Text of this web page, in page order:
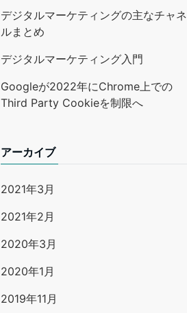
デジタルマーケティングの主なチャネ
ルまとめ
デジタルマーケティング入門
Googleが2022年にChrome上での
Third Party Cookieを制限へ
アーカイブ
2021年3月
2021年2月
2020年3月
2020年1月
2019年11月